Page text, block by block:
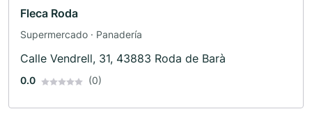
Fleca Roda
Supermercado · Panadería
Calle Vendrell, 31, 43883 Roda de Barà
0.0 (0)